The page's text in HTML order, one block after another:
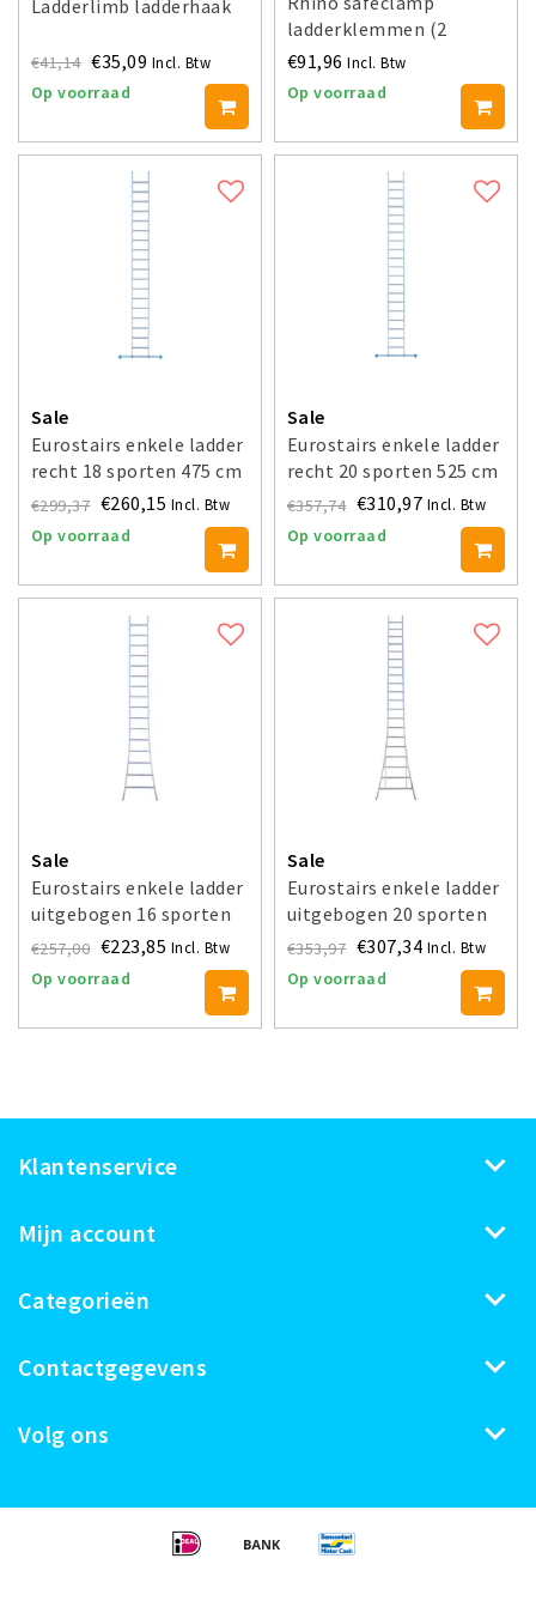
Ladderlimb ladderhaak
€41,14 €35,09 Incl. Btw
Op voorraad
ladderklemmen (2
stuks)
€91,96 Incl. Btw
Op voorraad
Sale
Eurostairs enkele ladder
recht 18 sporten 475 cm
€299,37 €260,15 Incl. Btw
Op voorraad
Sale
Eurostairs enkele ladder
recht 20 sporten 525 cm
€357,74 €310,97 Incl. Btw
Op voorraad
Sale
Eurostairs enkele ladder
uitgebogen 16 sporten
425 cm
€257,00 €223,85 Incl. Btw
Op voorraad
Sale
Eurostairs enkele ladder
uitgebogen 20 sporten
525 cm
€353,97 €307,34 Incl. Btw
Op voorraad
Klantenservice
Mijn account
Categorieën
Contactgegevens
Volg ons